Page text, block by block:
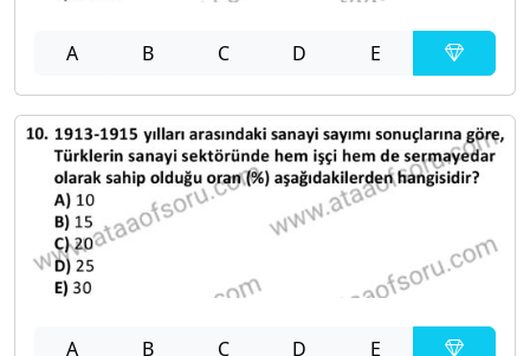
A B C D E
A B C D E